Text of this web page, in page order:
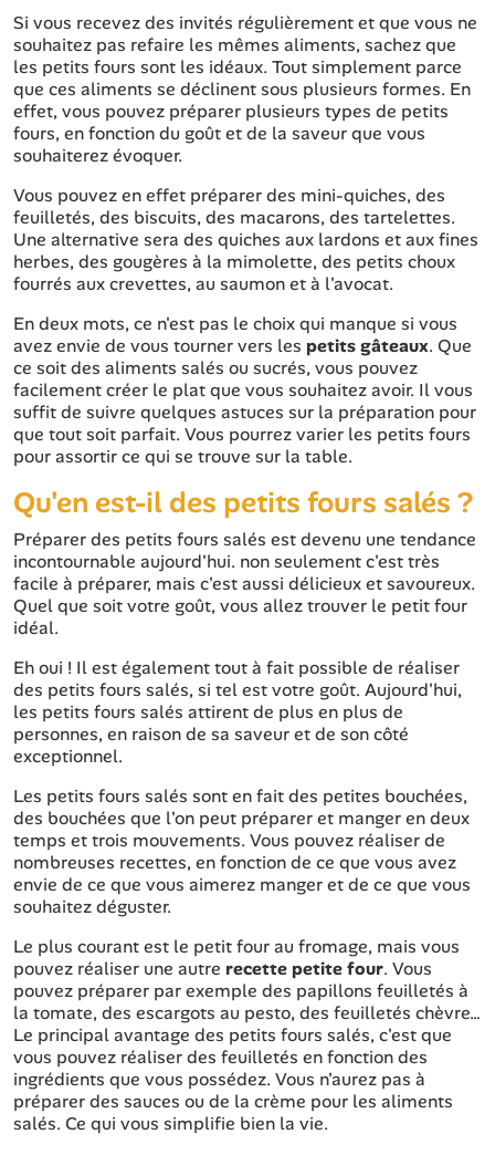
Si vous recevez des invités régulièrement et que vous ne
souhaitez pas refaire les mêmes aliments, sachez que
les petits fours sont les idéaux. Tout simplement parce
que ces aliments se déclinent sous plusieurs formes. En
effet, vous pouvez préparer plusieurs types de petits
fours, en fonction du goût et de la saveur que vous
souhaiterez évoquer.
Vous pouvez en effet préparer des mini-quiches, des
feuilletés, des biscuits, des macarons, des tartelettes.
Une alternative sera des quiches aux lardons et aux fines
herbes, des gougères à la mimolette, des petits choux
fourrés aux crevettes, au saumon et à l'avocat.
En deux mots, ce n'est pas le choix qui manque si vous
avez envie de vous tourner vers les petits gâteaux. Que
ce soit des aliments salés ou sucrés, vous pouvez
facilement créer le plat que vous souhaitez avoir. Il vous
suffit de suivre quelques astuces sur la préparation pour
que tout soit parfait. Vous pourrez varier les petits fours
pour assortir ce qui se trouve sur la table.
Qu'en est-il des petits fours salés ?
Préparer des petits fours salés est devenu une tendance
incontournable aujourd'hui. non seulement c'est très
facile à préparer, mais c'est aussi délicieux et savoureux.
Quel que soit votre goût, vous allez trouver le petit four
idéal.
Eh oui ! Il est également tout à fait possible de réaliser
des petits fours salés, si tel est votre goût. Aujourd'hui,
les petits fours salés attirent de plus en plus de
personnes, en raison de sa saveur et de son côté
exceptionnel.
Les petits fours salés sont en fait des petites bouchées,
des bouchées que l'on peut préparer et manger en deux
temps et trois mouvements. Vous pouvez réaliser de
nombreuses recettes, en fonction de ce que vous avez
envie de ce que vous aimerez manger et de ce que vous
souhaitez déguster.
Le plus courant est le petit four au fromage, mais vous
pouvez réaliser une autre recette petite four. Vous
pouvez préparer par exemple des papillons feuilletés à
la tomate, des escargots au pesto, des feuilletés chèvre…
Le principal avantage des petits fours salés, c'est que
vous pouvez réaliser des feuilletés en fonction des
ingrédients que vous possédez. Vous n'aurez pas à
préparer des sauces ou de la crème pour les aliments
salés. Ce qui vous simplifie bien la vie.